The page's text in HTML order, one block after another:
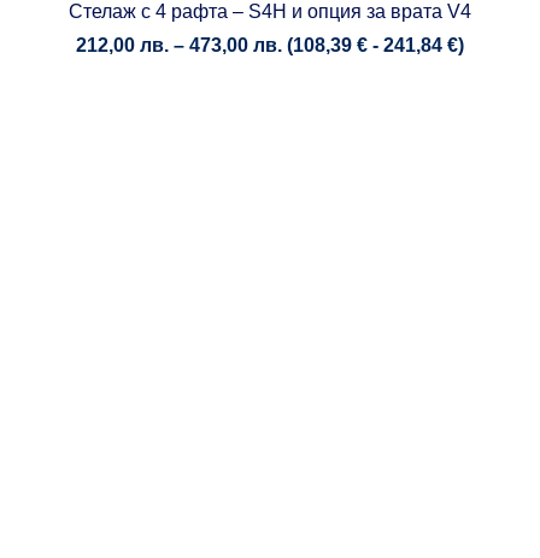
Стелаж с 4 рафта – S4H и опция за врата V4
212,00 лв. – 473,00 лв. Price
(108,39 € - 241,84 €)